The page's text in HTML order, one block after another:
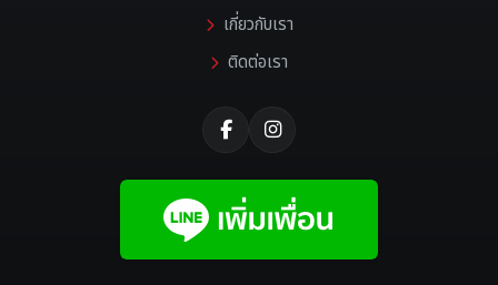
เกี่ยวกับเรา
ติดต่อเรา